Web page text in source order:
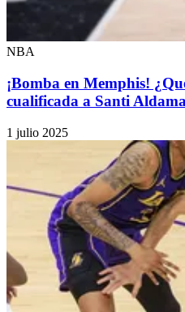
NBA
⁠¡Bomba en Memphis!
cualificada a Santi
1 julio 2025